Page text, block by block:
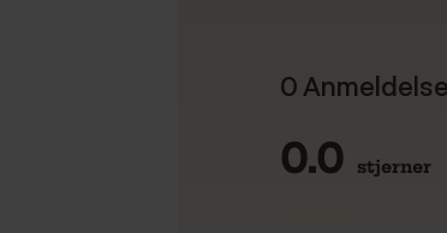
0
0.0 stjerner